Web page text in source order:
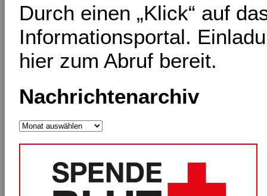
Durch einen „Klick“ auf
Informationsportal.
hier zum Abruf bereit.
Nachrichtenarchiv
Nachrichtenarchiv